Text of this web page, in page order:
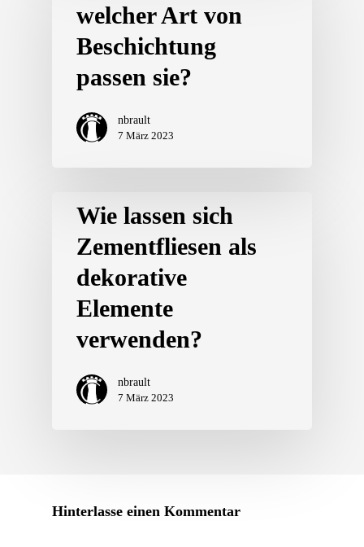
welcher Art von
Beschichtung
passen sie?
nbrault
7 März 2023
Wie lassen sich
Zementfliesen als
dekorative
Elemente
verwenden?
nbrault
7 März 2023
Hinterlasse einen Kommentar